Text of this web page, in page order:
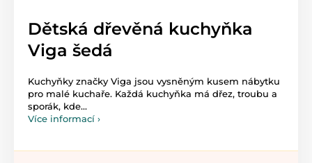
Dětská dřevěná kuchyňka
Viga šedá
Kuchyňky značky Viga jsou vysněným kusem nábytku
pro malé kuchaře. Každá kuchyňka má dřez, troubu a
sporák, kde...
Více informací ›